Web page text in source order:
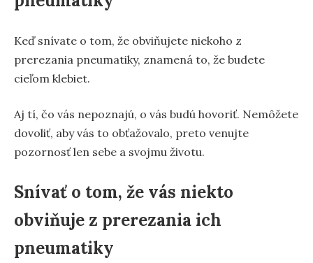
Keď snívate o tom, že obviňujete niekoho z
prerezania pneumatiky, znamená to, že budete
cieľom klebiet.
Aj tí, čo vás nepoznajú, o vás budú hovoriť. Nemôžete
dovoliť, aby vás to obťažovalo, preto venujte
pozornosť len sebe a svojmu životu.
Snívať o tom, že vás niekto
obviňuje z prerezania ich
pneumatiky